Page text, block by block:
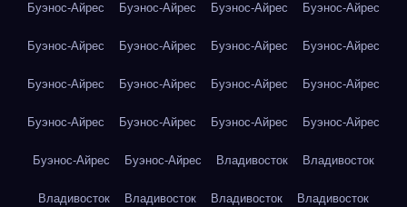
Буэнос-Айрес Буэнос-Айрес Буэнос-Айрес Буэнос-Айрес
Буэнос-Айрес Буэнос-Айрес Буэнос-Айрес Буэнос-Айрес
Буэнос-Айрес Буэнос-Айрес Буэнос-Айрес Буэнос-Айрес
Буэнос-Айрес Буэнос-Айрес Буэнос-Айрес Буэнос-Айрес
Буэнос-Айрес Буэнос-Айрес Владивосток Владивосток
Владивосток Владивосток Владивосток Владивосток